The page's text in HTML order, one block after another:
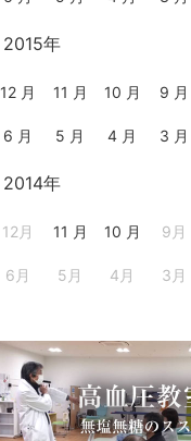
2015年
12 月 11 月 10 月 9 月
6 月 5 月 4 月 3 月
2014年
12月 11 月 10 月 9月
6月 5月 4月 3月